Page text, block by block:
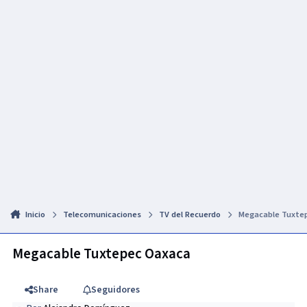
Inicio Telecomunicaciones TV del Recuerdo Megacable
Megacable Tuxtepec Oaxaca
Share
Seguidores